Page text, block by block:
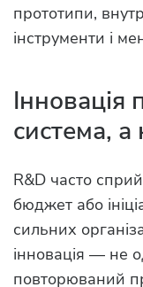
прототипи,
інструменти і
система, а
R&D часто
бюджет або
сильних
інновація — не
повторюваний